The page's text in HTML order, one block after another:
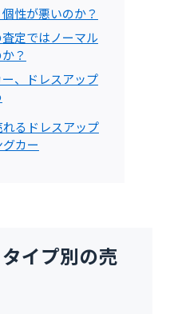
性が悪いのか？
定ではノーマル
？
、ドレスアップ
るドレスアップ
カー
イプ別の売